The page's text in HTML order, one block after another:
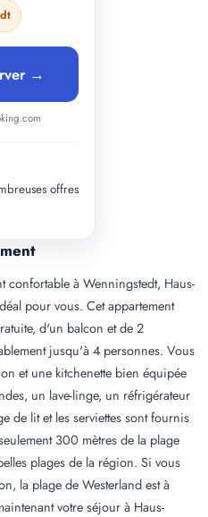
confortable à Wenningstedt, Haus-
pour vous. Cet appartement
d'un balcon et de 2
jusqu'à 4 personnes. Vous
et une kitchenette bien équipée
un lave-linge, un réfrigérateur
de lit et les serviettes sont fournis
300 mètres de la plage
plages de la région. Si vous
la plage de Westerland est à
votre séjour à Haus-
→
offres